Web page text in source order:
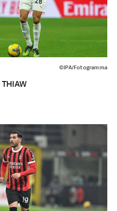
©IPA/Fotogramma
THIAW